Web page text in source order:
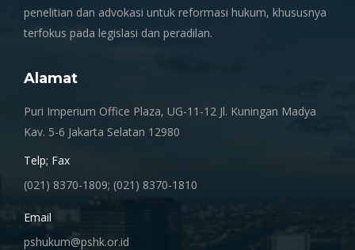
penelitian dan advokasi untuk reformasi hukum, khususnya
terfokus pada legislasi dan peradilan.
Alamat
Puri Imperium Office Plaza, UG-11-12 Jl. Kuningan Madya
Kav. 5-6 Jakarta Selatan 12980
Telp; Fax
(021) 8370-1809; (021) 8370-1810
Email
pshukum@pshk.or.id